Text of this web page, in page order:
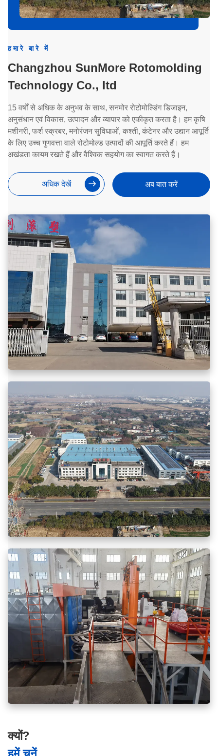
हमारे बारे में
Changzhou SunMore Rotomolding
Technology Co., ltd
15 वर्षों से अधिक के अनुभव के साथ, सनमोर रोटोमोल्डिंग डिजाइन,
अनुसंधान एवं विकास, उत्पादन और व्यापार को एकीकृत करता है। हम कृषि
मशीनरी, फर्श स्क्रबर, मनोरंजन सुविधाओं, कश्ती, कंटेनर और उद्यान आपूर्ति
के लिए उच्च गुणवत्ता वाले रोटोमोल्ड उत्पादों की आपूर्ति करते हैं। हम
अखंडता कायम रखते हैं और वैश्विक सहयोग का स्वागत करते हैं।
अधिक देखें अब बात करें
क्यों?